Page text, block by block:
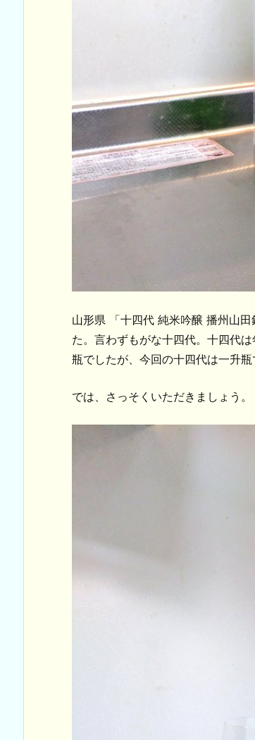
山形県 「十四代 純米吟醸 播州山
た。言わずもがな十四代。十四代は
瓶でしたが、今回の十四代は一升瓶
では、さっそくいただきましょう。